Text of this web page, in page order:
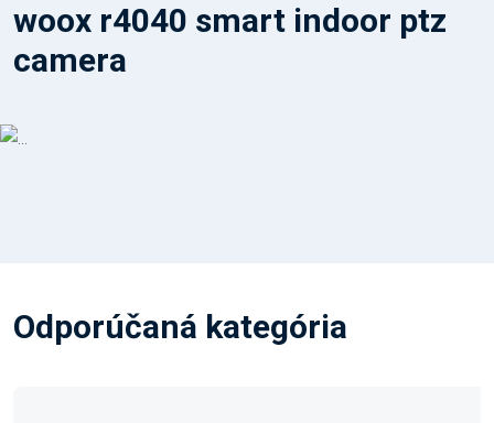
woox r4040 smart indoor ptz
camera
Odporúčaná kategória